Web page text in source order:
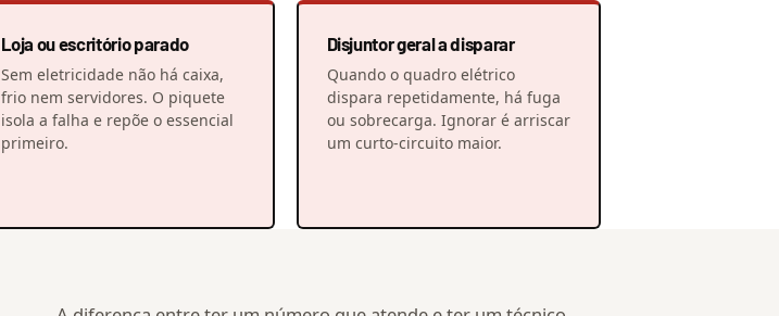
Loja ou escritório parado
Sem eletricidade não há caixa,
frio nem servidores. O piquete
isola a falha e repõe o essencial
primeiro.
Disjuntor geral a disparar
Quando o quadro elétrico
dispara repetidamente, há fuga
ou sobrecarga. Ignorar é arriscar
um curto-circuito maior.